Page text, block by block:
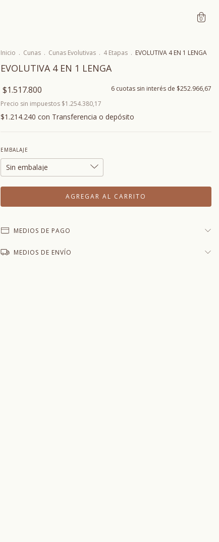
0
Inicio . Cunas . Cunas Evolutivas . 4 Etapas . EVOLUTIVA 4 EN 1 LENGA
EVOLUTIVA 4 EN 1 LENGA
$1.517.800 6 cuotas sin interés de $252.966,67
Precio sin impuestos $1.254.380,17
$1.214.240 con Transferencia o depósito
EMBALAJE
MEDIOS DE PAGO
MEDIOS DE ENVÍO